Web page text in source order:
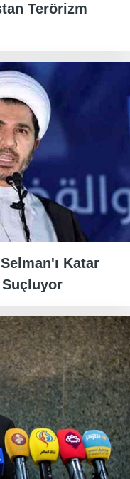
Terörizm
Katar
Suçluyor